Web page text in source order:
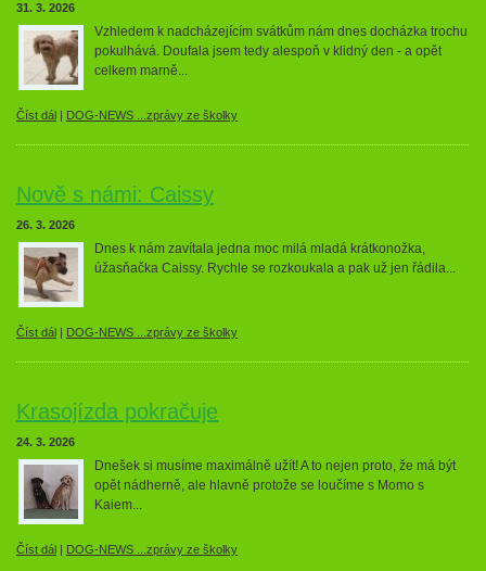
31. 3. 2026
Vzhledem k nadcházejícím svátkům nám dnes docházka trochu
pokulhává. Doufala jsem tedy alespoň v klidný den - a opět
celkem marně...
Číst dál | DOG-NEWS ...zprávy ze školky
Nově s námi: Caissy
26. 3. 2026
Dnes k nám zavítala jedna moc milá mladá krátkonožka,
úžasňačka Caissy. Rychle se rozkoukala a pak už jen řádila...
Číst dál | DOG-NEWS ...zprávy ze školky
Krasojízda pokračuje
24. 3. 2026
Dnešek si musíme maximálně užít! A to nejen proto, že má být
opět nádherně, ale hlavně protože se loučíme s Momo s
Kaiem...
Číst dál | DOG-NEWS ...zprávy ze školky